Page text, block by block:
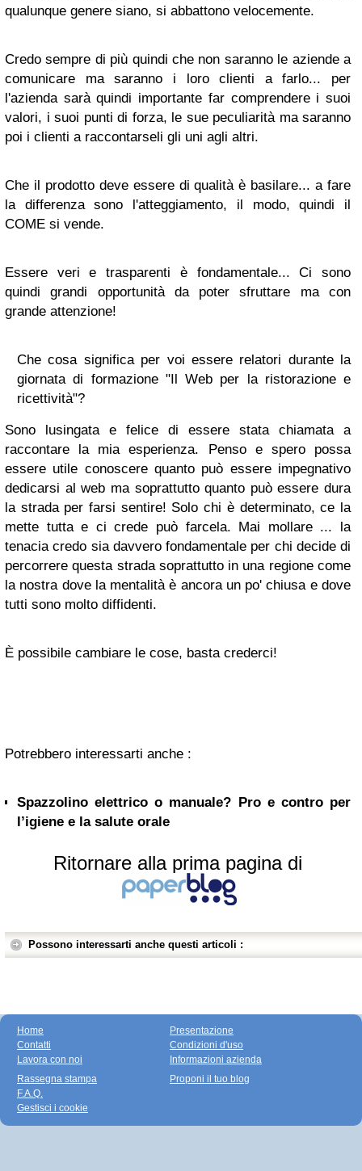
qualunque genere siano, si abbattono velocemente.
Credo sempre di più quindi che non saranno le aziende a
comunicare ma saranno i loro clienti a farlo... per
l'azienda sarà quindi importante far comprendere i suoi
valori, i suoi punti di forza, le sue peculiarità ma saranno
poi i clienti a raccontarseli gli uni agli altri.
Che il prodotto deve essere di qualità è basilare... a fare
la differenza sono l'atteggiamento, il modo, quindi il
COME si vende.
Essere veri e trasparenti è fondamentale... Ci sono
quindi grandi opportunità da poter sfruttare ma con
grande attenzione!
Che cosa significa per voi essere relatori durante la
giornata di formazione "Il Web per la ristorazione e
ricettività"?
Sono lusingata e felice di essere stata chiamata a
raccontare la mia esperienza. Penso e spero possa
essere utile conoscere quanto può essere impegnativo
dedicarsi al web ma soprattutto quanto può essere dura
la strada per farsi sentire! Solo chi è determinato, ce la
mette tutta e ci crede può farcela. Mai mollare ... la
tenacia credo sia davvero fondamentale per chi decide di
percorrere questa strada soprattutto in una regione come
la nostra dove la mentalità è ancora un po' chiusa e dove
tutti sono molto diffidenti.
È possibile cambiare le cose, basta crederci!
Potrebbero interessarti anche :
Spazzolino elettrico o manuale? Pro e contro per
l’igiene e la salute orale
Ritornare alla prima pagina di
Possono interessarti anche questi articoli :
Home
Contatti
Lavora con noi
Presentazione
Condizioni d'uso
Informazioni azienda
Rassegna stampa
F.A.Q.
Gestisci i cookie
Proponi il tuo blog